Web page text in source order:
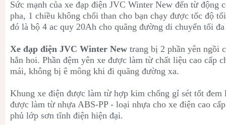
Sức mạnh của xe đạp điện JVC Winter New đến từ động
pha, 1 chiều không chổi than cho bạn chạy được tốc độ
đó là bộ 4 ac quy 20Ah cho quãng đường di chuyển tối
Xe đạp điện JVC Winter New trang bị 2 phần yên ngồi
hẳn hoi. Phần đệm yên xe được làm từ chất liệu cao cấp
mái, không bị ê mông khi đi quãng đường xa.
Khung xe điện được làm từ hợp kim chống gỉ sét tốt đem
được làm từ nhựa ABS-PP - loại nhựa cho xe điện cao
phủ lớp sơn tĩnh điện hiện đại.